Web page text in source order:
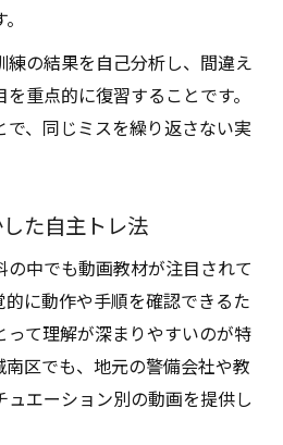
の結果を自己分析し、間違え
重点的に復習することです。
、同じミスを繰り返さない実
た自主トレ法
中でも動画教材が注目されて
に動作や手順を確認できるた
て理解が深まりやすいのが特
区でも、地元の警備会社や教
エーション別の動画を提供し